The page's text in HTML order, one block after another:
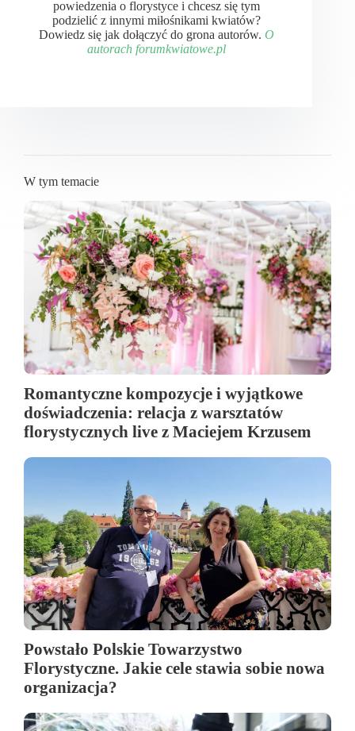
powiedzenia o florystyce i chcesz się tym
podzielić z innymi miłośnikami kwiatów?
Dowiedz się jak dołączyć do grona autorów. O
autorach forumkwiatowe.pl
W tym temacie
Romantyczne kompozycje i wyjątkowe
doświadczenia: relacja z warsztatów
florystycznych live z Maciejem Krzusem
Powstało Polskie Towarzystwo
Florystyczne. Jakie cele stawia sobie nowa
organizacja?